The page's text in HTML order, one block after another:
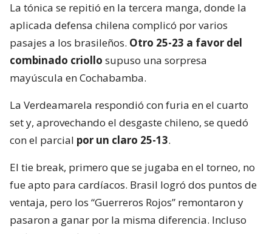
La tónica se repitió en la tercera manga, donde la
aplicada defensa chilena complicó por varios
pasajes a los brasileños. Otro 25-23 a favor del
combinado criollo supuso una sorpresa
mayúscula en Cochabamba.
La Verdeamarela respondió con furia en el cuarto
set y, aprovechando el desgaste chileno, se quedó
con el parcial por un claro 25-13.
El tie break, primero que se jugaba en el torneo, no
fue apto para cardíacos. Brasil logró dos puntos de
ventaja, pero los “Guerreros Rojos” remontaron y
pasaron a ganar por la misma diferencia. Incluso